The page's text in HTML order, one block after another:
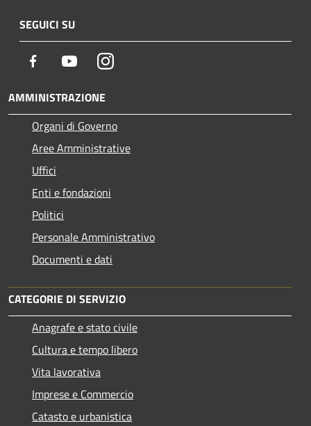
SEGUICI SU
Facebook YoutubeInstagram
AMMINISTRAZIONE
Organi di Governo
Aree Amministrative
Uffici
Enti e fondazioni
Politici
Personale Amministrativo
Documenti e dati
CATEGORIE DI SERVIZIO
Anagrafe e stato civile
Cultura e tempo libero
Vita lavorativa
Imprese e Commercio
Catasto e urbanistica